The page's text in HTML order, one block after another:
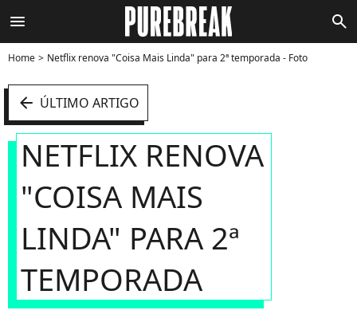
menu search
Home Netflix renova "Coisa Mais Linda" para 2ª temporada - Foto
arrow_left ÚLTIMO ARTIGO
NETFLIX RENOVA
"COISA MAIS
LINDA" PARA 2ª
TEMPORADA